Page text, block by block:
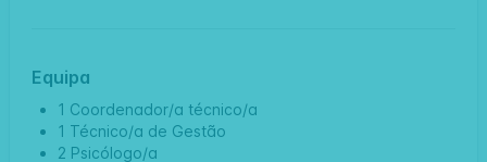
Equipa
1 Coordenador/a técnico/a
1 Técnico/a de Gestão
2 Psicólogo/a